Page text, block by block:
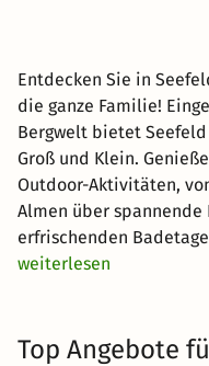
Entdecken Sie in
die ganze Familie!
Bergwelt bietet
Groß und Klein.
Outdoor-Aktivitäten,
Almen über spannende
erfrischenden
weiterlesen
Top Angebote